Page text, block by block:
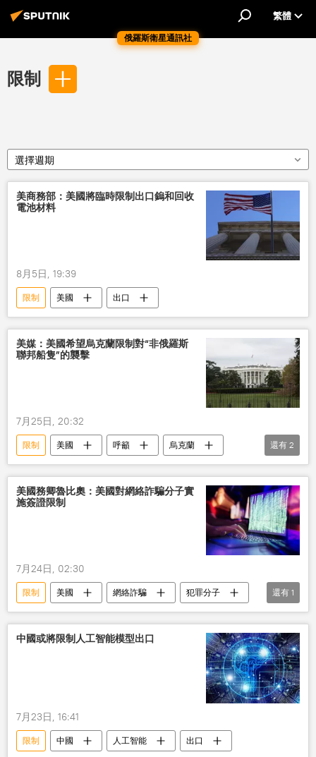
俄羅斯衛星通訊社
繁體
限制
選擇週期
美商務部：美國將臨時限制出口鎢和回收
電池材料
8月5日, 19:39
限制 美國 出口
美媒：美國希望烏克蘭限制對“非俄羅斯
聯邦船隻”的襲擊
7月25日, 20:32
限制 美國 呼籲
烏克蘭
襲擊
船隻
還有 2
美國務卿魯比奧：美國對網絡詐騙分子實
施簽證限制
7月24日, 02:30
限制 美國 網絡詐騙
犯罪分子
簽證
還有 1
中國或將限制人工智能模型出口
7月23日, 16:41
限制 中國 人工智能 出口